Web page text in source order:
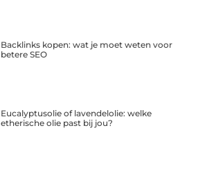
Backlinks kopen: wat je moet weten voor
betere SEO
Eucalyptusolie of lavendelolie: welke
etherische olie past bij jou?